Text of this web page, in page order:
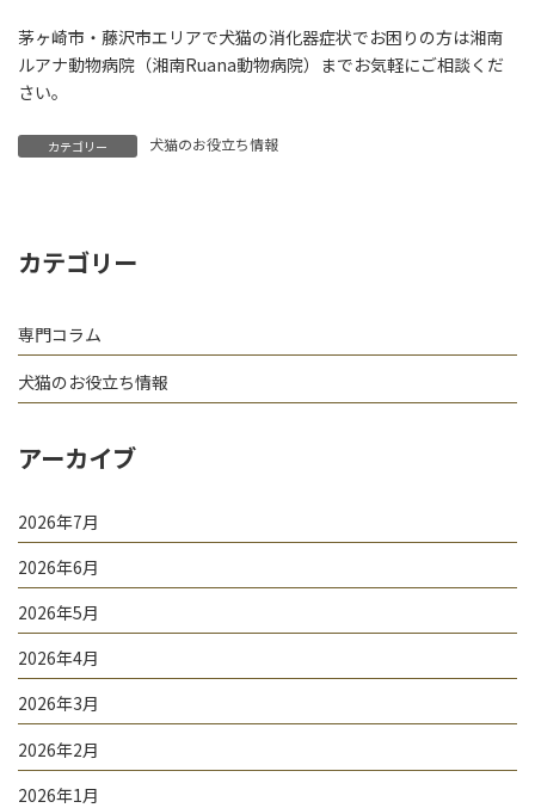
茅ヶ崎市・藤沢市エリアで犬猫の消化器症状でお困りの方は湘南
ルアナ動物病院（湘南Ruana動物病院）までお気軽にご相談くだ
さい。
カテゴリー 犬猫のお役立ち情報
カテゴリー
専門コラム
犬猫のお役立ち情報
アーカイブ
2026年7月
2026年6月
2026年5月
2026年4月
2026年3月
2026年2月
2026年1月